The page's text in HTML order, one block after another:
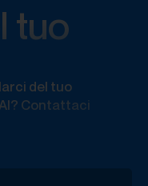
tuo
del tuo
Contattaci